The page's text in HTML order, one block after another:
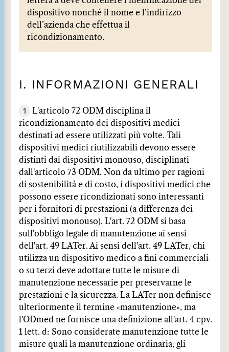
dispositivo nonché il nome e l’indirizzo
dell’azienda che effettua il
ricondizionamento.
I. INFORMAZIONI GENERALI
1
L'articolo 72 ODM disciplina il
ricondizionamento dei dispositivi medici
destinati ad essere utilizzati più volte. Tali
dispositivi medici riutilizzabili devono essere
distinti dai dispositivi monouso, disciplinati
dall'articolo 73 ODM. Non da ultimo per ragioni
di sostenibilità e di costo, i dispositivi medici che
possono essere ricondizionati sono interessanti
per i fornitori di prestazioni (a differenza dei
dispositivi monouso). L'art. 72 ODM si basa
sull'obbligo legale di manutenzione ai sensi
dell'art. 49 LATer. Ai sensi dell'art. 49 LATer, chi
utilizza un dispositivo medico a fini commerciali
o su terzi deve adottare tutte le misure di
manutenzione necessarie per preservarne le
prestazioni e la sicurezza. La LATer non definisce
ulteriormente il termine «manutenzione», ma
l'ODmed ne fornisce una definizione all'art. 4 cpv.
1 lett. d: Sono considerate manutenzione tutte le
misure quali la manutenzione ordinaria, gli